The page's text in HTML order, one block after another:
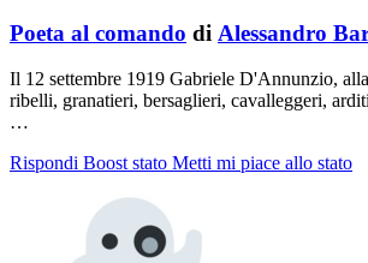
Poeta al comando di Alessandro
Il 12 settembre 1919 Gabriele D'Annunzio,
ribelli, granatieri, bersaglieri, cavalleggeri,
…
Rispondi Boost stato Metti mi piace allo stato